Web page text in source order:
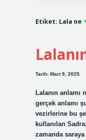
Etiket: Lala ne
Tarih: Mart 9, 2025
Lalanın anlamı
gerçek anlamı
vezirlerine bu
kullanılan
zamanda